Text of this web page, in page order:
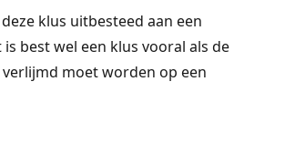
klus uitbesteed aan een
best wel een klus vooral als de
moet worden op een